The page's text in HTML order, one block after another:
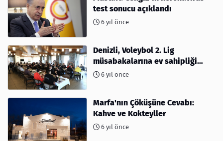
test sonucu açıklandı
6 yıl önce
Denizli, Voleybol 2. Lig
müsabakalarına ev sahipliği
yapıyor
6 yıl önce
Marfa'nın Çöküşüne Cevabı:
Kahve ve Kokteyller
6 yıl önce